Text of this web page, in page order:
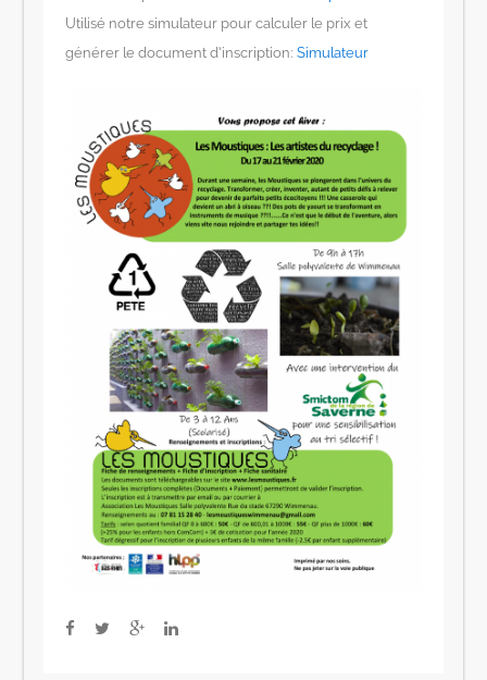
Utilisé notre simulateur pour calculer le prix et
générer le document d’inscription:Simulateur